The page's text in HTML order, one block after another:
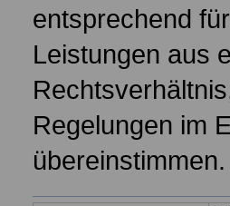
entsprechend
Leistungen aus
Regelungen im
übereinstimmen.